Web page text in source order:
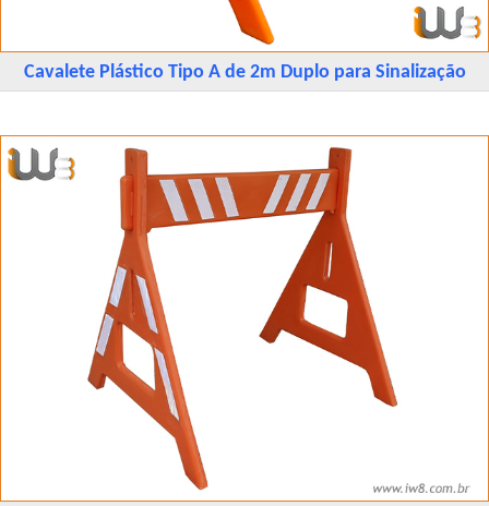
Cavalete Plástico Tipo A de 2m Duplo para Sinalização